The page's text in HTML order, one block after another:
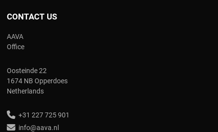
CONTACT US
AAVA
Office
Oosteinde 22
1674 NB Opperdoes
Netherlands
+31 227 725 901
info@aava.nl